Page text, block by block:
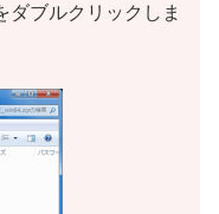
ダブルクリックしま